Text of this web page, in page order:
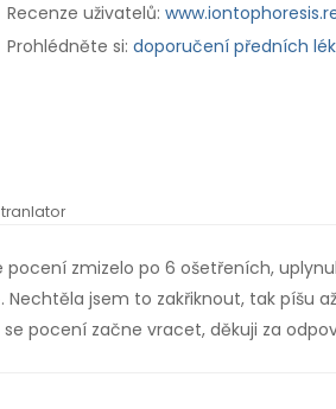
Recenze uživatelů:
Prohlédněte si: doporučení předních
tranlator
zmizelo po 6 ošetřeních,
jsem to zakřiknout, tak píšu
pocení začne vracet, děkuji za